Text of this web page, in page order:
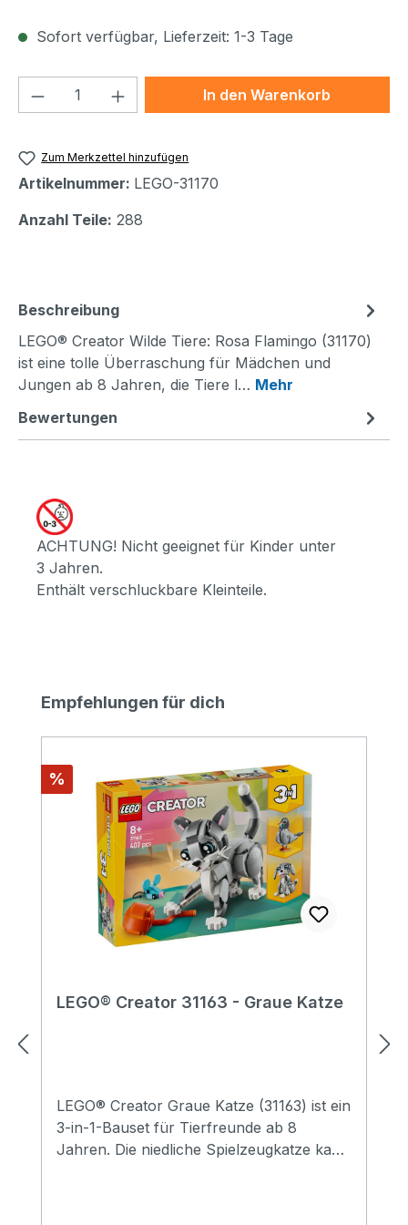
Sofort verfügbar, Lieferzeit: 1-3 Tage
Produkt Anzahl: Gib denIn den Warenkorb
Zum Merkzettel hinzufügen
Artikelnummer: LEGO-31170
Anzahl Teile: 288
Beschreibung
LEGO® Creator Wilde Tiere: Rosa Flamingo (31170)
ist eine tolle Überraschung für Mädchen und
Jungen ab 8 Jahren, die Tiere l… Mehr
Bewertungen
ACHTUNG! Nicht geeignet für Kinder unter
3 Jahren.
Enthält verschluckbare Kleinteile.
Produktgalerie überspringen
Empfehlungen für dich
Rabatt
%
LEGO® Creator 31163 - Graue Katze
LEGO® Creator Graue Katze (31163) ist ein
3-in-1-Bauset für Tierfreunde ab 8
Jahren. Die niedliche Spielzeugkatze kann